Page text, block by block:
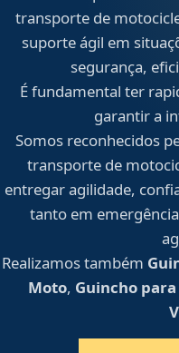
transporte de
suporte ágil em
segurança,
É fundamental ter
garantir a
Somos reconhecidos
transporte de
entregar agilidade,
tanto em
Realizamos também
Moto, Guincho